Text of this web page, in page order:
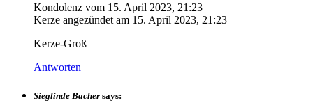
Kondolenz vom 15. April 2023, 21:23
Kerze angezündet am 15. April 2023, 21:23
Kerze-Groß
Antworten
Sieglinde Bacher says: